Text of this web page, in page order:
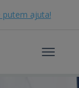
putem ajuta!
Toggle